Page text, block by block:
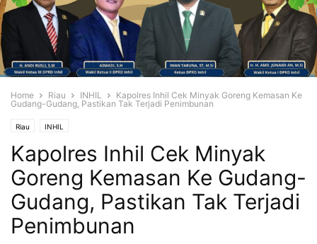
Home Riau INHIL
Kapolres Inhil Cek Minyak Goreng Kemasan Ke
Gudang-Gudang, Pastikan Tak Terjadi Penimbunan
Riau INHIL
Kapolres Inhil Cek Minyak
Goreng Kemasan Ke Gudang-
Gudang, Pastikan Tak Terjadi
Penimbunan